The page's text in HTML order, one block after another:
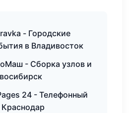
- Городские
в Владивосток
- Сборка узлов и
24 - Телефонный